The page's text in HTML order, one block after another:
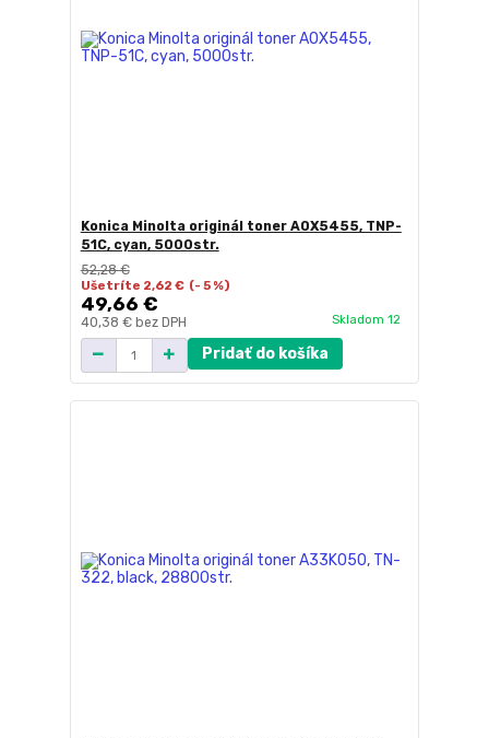
Konica Minolta originál toner A0X5455, TNP-
51C, cyan, 5000str.
52,28 €
Ušetríte 2,62 € (- 5 %)
49,66 €
40,38 € bez DPH Skladom 12
Pridať do košíka